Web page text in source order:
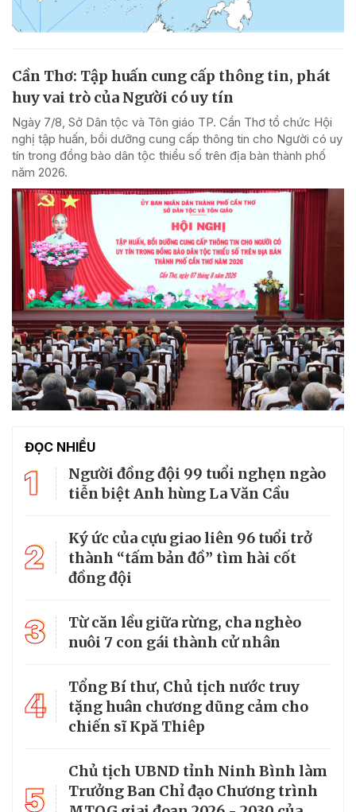
Cần Thơ: Tập huấn cung cấp thông tin, phát
huy vai trò của Người có uy tín
Ngày 7/8, Sở Dân tộc và Tôn giáo TP. Cần Thơ tổ chức Hội
nghị tập huấn, bồi dưỡng cung cấp thông tin cho Người có uy
tín trong đồng bào dân tộc thiểu số trên địa bàn thành phố
năm 2026.
ĐỌC NHIỀU
1
Người đồng đội 99 tuổi nghẹn ngào
tiễn biệt Anh hùng La Văn Cầu
2
Ký ức của cựu giao liên 96 tuổi trở
thành “tấm bản đồ” tìm hài cốt
đồng đội
3
Từ căn lều giữa rừng, cha nghèo
nuôi 7 con gái thành cử nhân
4
Tổng Bí thư, Chủ tịch nước truy
tặng huân chương dũng cảm cho
chiến sĩ Kpă Thiêp
5
Chủ tịch UBND tỉnh Ninh Bình làm
Trưởng Ban Chỉ đạo Chương trình